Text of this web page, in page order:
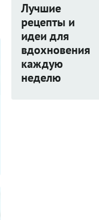
Лучшие
рецепты и
идеи для
вдохновения
каждую
неделю